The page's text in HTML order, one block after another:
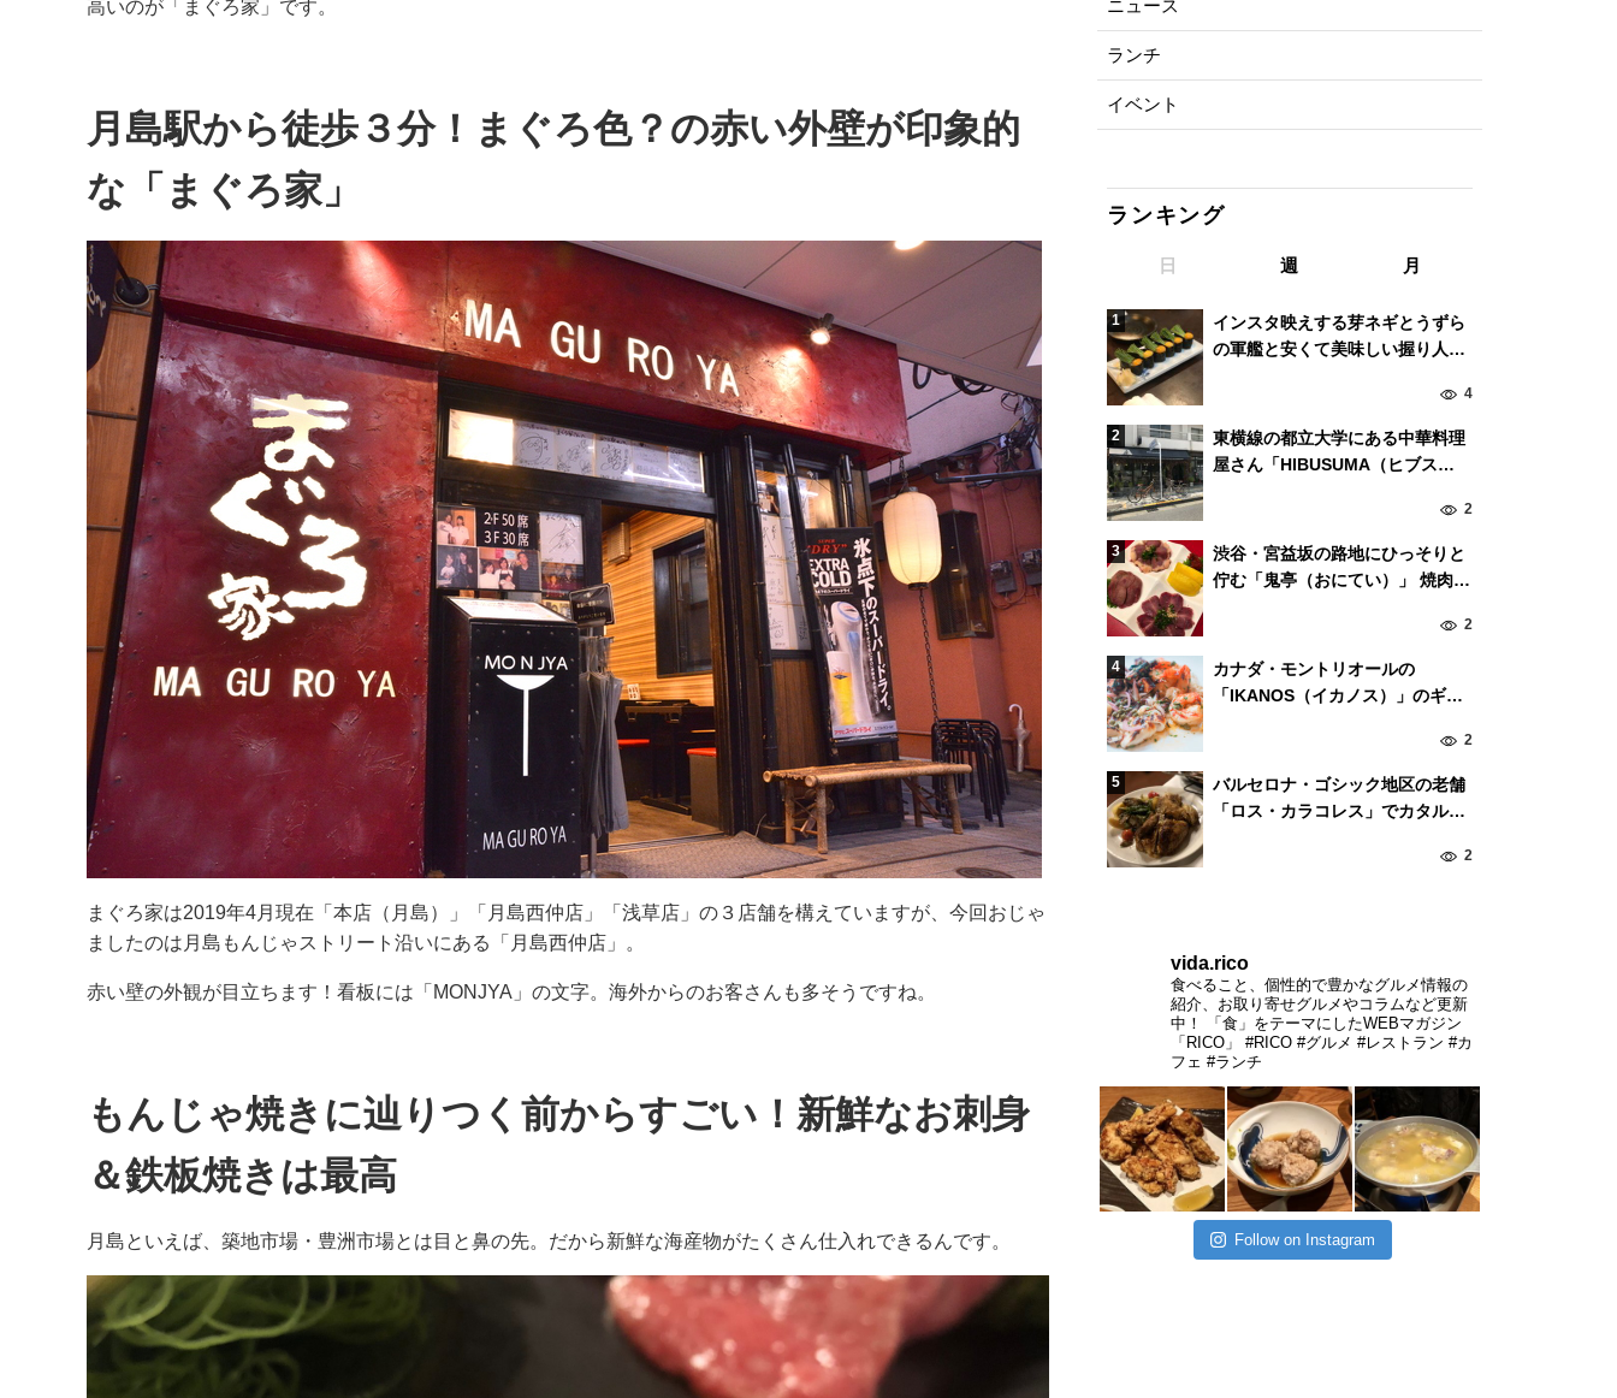
高いのが「まぐろ家」です。
月島駅から徒歩３分！まぐろ色？の赤い外壁が印象的
な「まぐろ家」
まぐろ家は2019年4月現在「本店（月島）」「月島西仲店」「浅草店」の３店舗を構えていますが、今回おじゃ
ましたのは月島もんじゃストリート沿いにある「月島西仲店」。
赤い壁の外観が目立ちます！看板には「MONJYA」の文字。海外からのお客さんも多そうですね。
もんじゃ焼きに辿りつく前からすごい！新鮮なお刺身
＆鉄板焼きは最高
月島といえば、築地市場・豊洲市場とは目と鼻の先。だから新鮮な海産物がたくさん仕入れできるんです。
ニュース
ランチ
イベント
ランキング
日 週 月
インスタ映えする芽ネギとうずら
の軍艦と安くて美味しい握り人気
4
東横線の都立大学にある中華料理
屋さん「HIBUSUMA（ヒブス
2
渋谷・宮益坂の路地にひっそりと
佇む「鬼亭（おにてい）」 焼肉ス
2
カナダ・モントリオールの
「IKANOS（イカノス）」のギリ
2
バルセロナ・ゴシック地区の老舗
「ロス・カラコレス」でカタルー
2
vida.rico
食べること、個性的で豊かなグルメ情報の
紹介、お取り寄せグルメやコラムなど更新
中！
「食」をテーマにしたWEBマガジン
「RICO」
#RICO #グルメ #レストラン #カ
フェ #ランチ
Follow on Instagram